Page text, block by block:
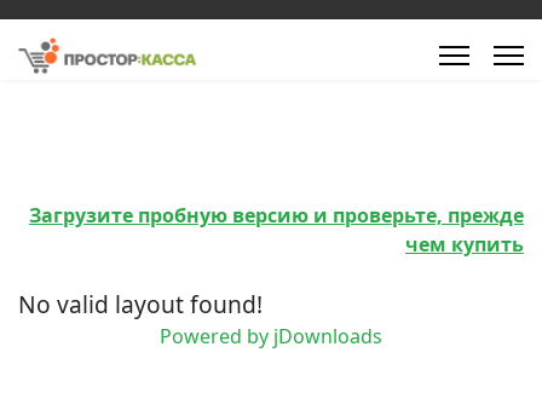
Загрузите пробную версию и проверьте, прежде
чем купить
No valid layout found!
Powered by jDownloads